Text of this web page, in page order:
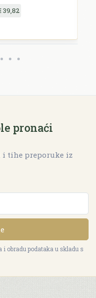
39,82
pronaći
tihe preporuke iz
obradu podataka u skladu s